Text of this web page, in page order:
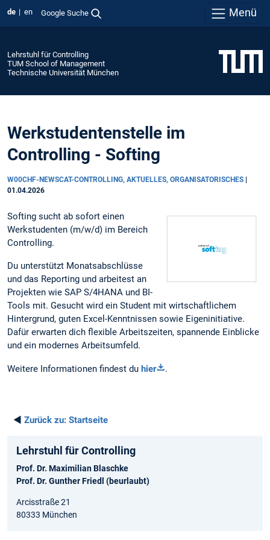
de en Google Suche Menü
Lehrstuhl für Controlling
TUM School of Management
Technische Universität München
Werkstudentenstelle im
Controlling - Softing
W00CHF-NEWSCAT-CONTROLLING, AKTUELLES, ORGANISATORISCHES
01.04.2026
Softing sucht ab sofort einen
Werkstudenten (m/w/d) im Bereich
Controlling.
Du unterstützt Monatsabschlüsse
und das Reporting und arbeitest an
Projekten wie SAP S/4HANA und BI-
Tools mit. Gesucht wird ein Student mit wirtschaftlichem
Hintergrund, guten Excel-Kenntnissen sowie Eigeninitiative.
Dafür erwarten dich flexible Arbeitszeiten, spannende Einblicke
und ein modernes Arbeitsumfeld.
Weitere Informationen findest du hier .
◄ Zurück zu: Startseite
Lehrstuhl für Controlling
Prof. Dr. Maximilian Blaschke
Prof. Dr. Gunther Friedl (beurlaubt)
Arcisstraße 21
80333 München